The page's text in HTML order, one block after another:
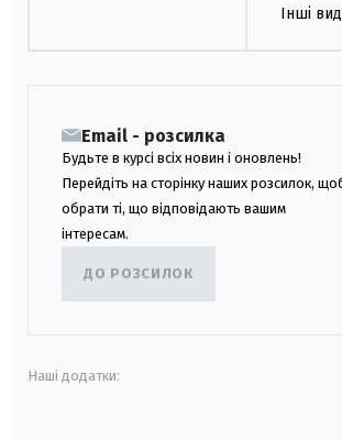
Інші
Email - розсилка
Будьте в курсі всіх новин і оновлень!
Перейдіть на сторінку наших розсилок,
обрати ті, що відповідають вашим
інтересам.
ДО РОЗСИЛОК
Наші додатки: